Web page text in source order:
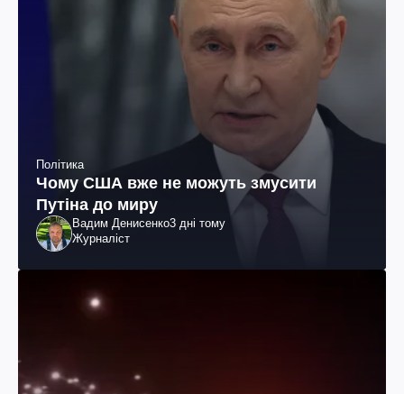
Політика
Чому США вже не можуть змусити
Путіна до миру
Вадим Денисенко3 дні тому
Журналіст